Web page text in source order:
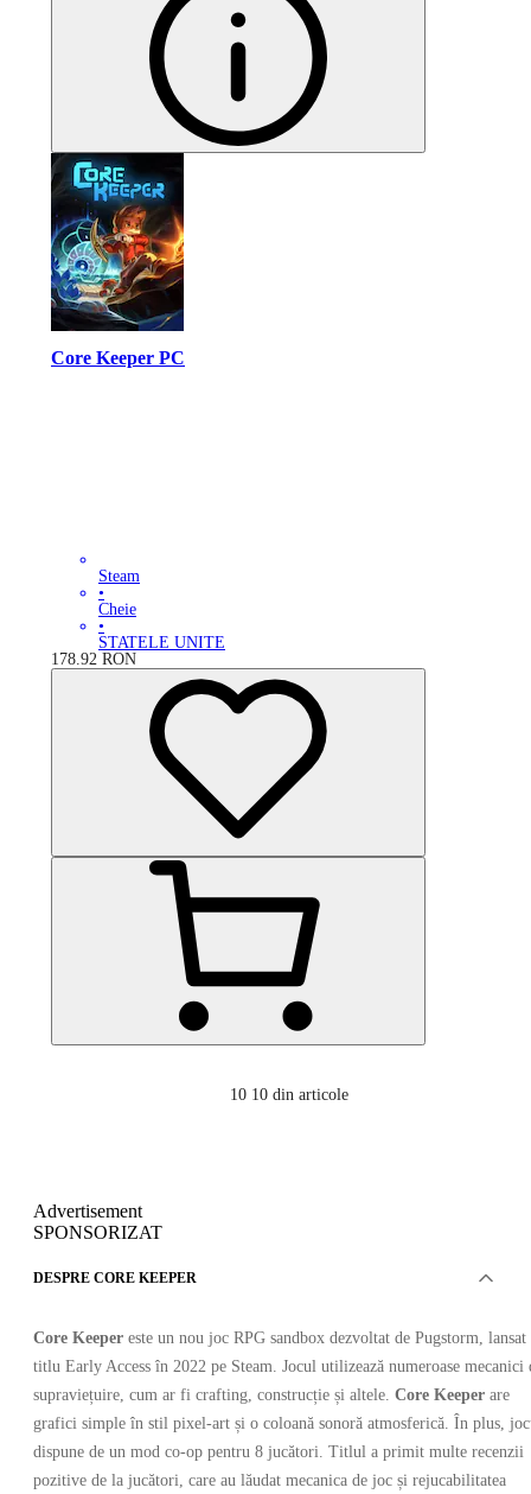
Core Keeper PC
Steam
•
Cheie
•
STATELE UNITE
178.92 RON
10 10 din articole
Advertisement
SPONSORIZAT
DESPRE CORE KEEPER
Core Keeper este un nou joc RPG sandbox dezvoltat de Pugstorm, lansat
titlu Early Access în 2022 pe Steam. Jocul utilizează numeroase mecanici
supraviețuire, cum ar fi crafting, construcție și altele. Core Keeper are
grafici simple în stil pixel-art și o coloană sonoră atmosferică. În plus,
dispune de un mod co-op pentru 8 jucători. Titlul a primit multe recenzii
pozitive de la jucători, care au lăudat mecanica de joc și rejucabilitatea